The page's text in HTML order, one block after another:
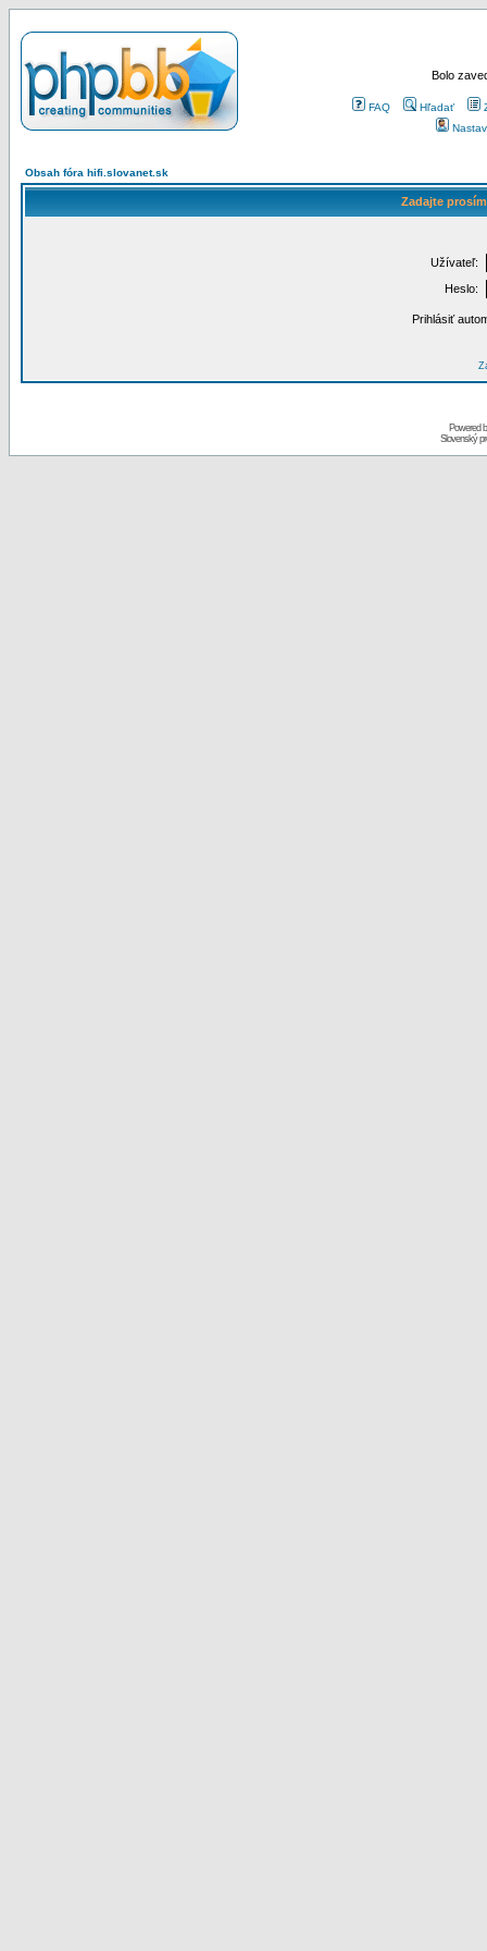
Bolo
FAQ Hľadať
Obsah fóra hifi.slovanet.sk
Zadajte
Užívateľ:
Heslo:
Prihlásiť
Powered
Slovenský